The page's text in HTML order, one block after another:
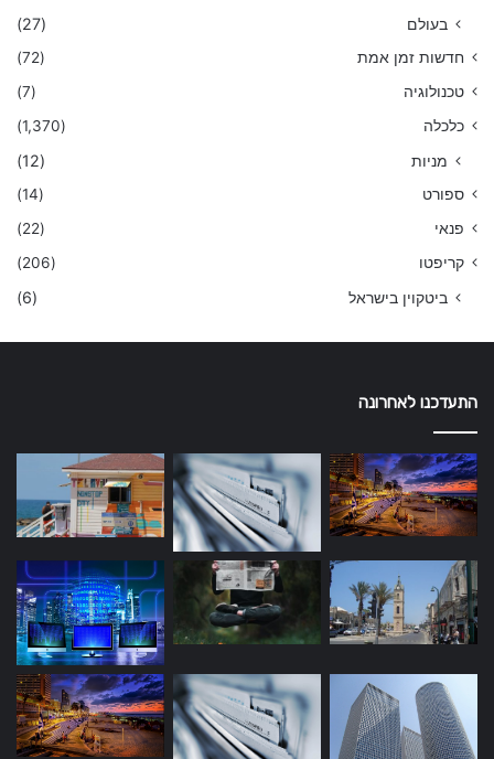
בעולם (27)
חדשות זמן אמת
(72)
טכנולוגיה
(7)
כלכלה
(1,370)
מניות (12)
ספורט
(14)
פנאי
(22)
קריפטו
(206)
ביטקוין בישראל (6)
התעדכנו לאחרונה